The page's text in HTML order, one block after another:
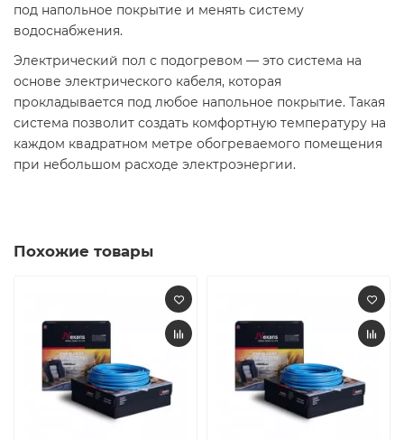
под напольное покрытие и менять систему
водоснабжения.
Электрический пол с подогревом — это система на
основе электрического кабеля, которая
прокладывается под любое напольное покрытие. Такая
система позволит создать комфортную температуру на
каждом квадратном метре обогреваемого помещения
при небольшом расходе электроэнергии.
Похожие товары